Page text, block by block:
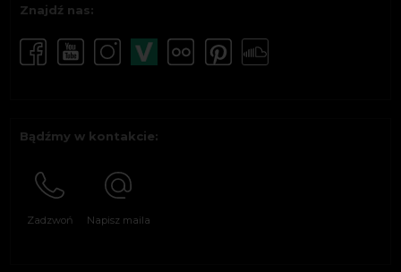
Znajdź nas:
Bądźmy w kontakcie:
Zadzwoń Napisz maila